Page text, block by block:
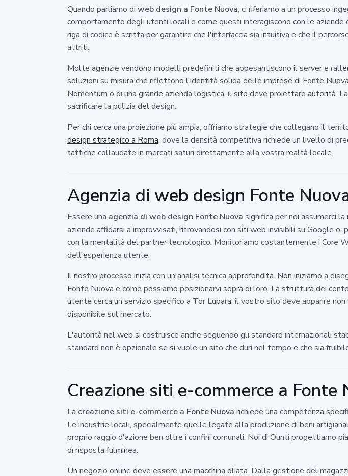
Quando parliamo di web design a Fonte Nuova, ci riferiamo a un processo
comportamento degli utenti locali e come questi interagiscono con le
riga di codice è scritta per garantire che l'interfaccia sia intuitiva e che il
attriti.
Molte agenzie vendono modelli predefiniti che appesantiscono il server e
soluzioni su misura che riflettono l'identità solida delle imprese di Fonte
Nomentum o di una grande azienda logistica, il sito deve proiettare autorità.
sacrificare la pulizia del design.
Per chi cerca una proiezione più ampia, offriamo strategie che collegano il
design strategico a Roma, dove la densità competitiva richiede un livello di
tattiche collaudate in mercati saturi direttamente alla vostra realtà locale.
Agenzia di web design Fonte
Essere una agenzia di web design Fonte Nuova significa per noi assumerci
aziende affidarsi a improvvisati, ritrovandosi con siti web invisibili su Google
con la mentalità del partner tecnologico. Monitoriamo costantemente i Core
dell'esperienza utente.
Il nostro processo inizia con un'analisi tecnica approfondita. Non iniziamo a
Fonte Nuova e come possiamo posizionarvi sopra di loro. La struttura dei
utente cerca un servizio specifico a Tor Lupara, il vostro sito deve apparire
disponibile sul mercato.
L'autorità nel web si costruisce anche seguendo gli standard internazionali
standard non è opzionale se si vuole un sito che duri nel tempo e che sia
Creazione siti e-commerce a
La creazione siti e-commerce a Fonte Nuova richiede una competenza
Le industrie locali, specialmente quelle legate alla produzione di beni
proprio raggio d'azione ben oltre i confini comunali. Noi di Ounti progettiamo
di risposta fulminea.
Un negozio online deve essere una macchina oliata. Dalla gestione del